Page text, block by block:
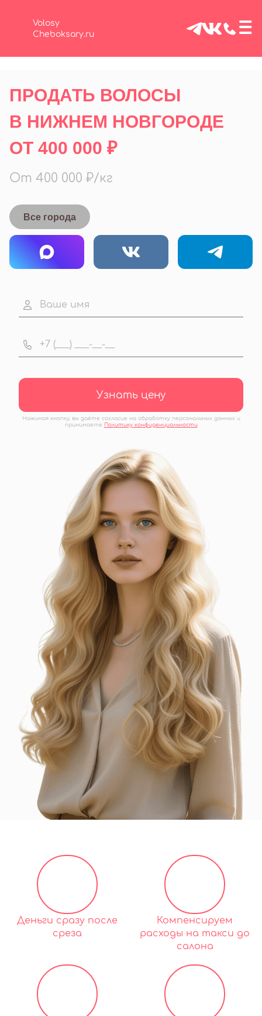
Volosy
Cheboksary.ru
≡
ПРОДАТЬ ВОЛОСЫ
В НИЖНЕМ НОВГОРОДЕ
ОТ 400 000 ₽
От 400 000 ₽/кг
Все города
Узнать цену
Нажимая кнопку, вы даёте согласие на обработку персональных данных и
принимаете Политику конфиденциальности
Деньги сразу после
среза
Компенсируем
расходы на такси до
салона